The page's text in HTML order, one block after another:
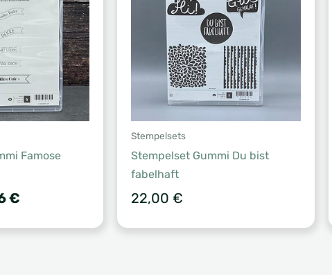
Famose
€
ist:
Stempelsets
Stempelset Gummi Du bist
fabelhaft
22,00 €